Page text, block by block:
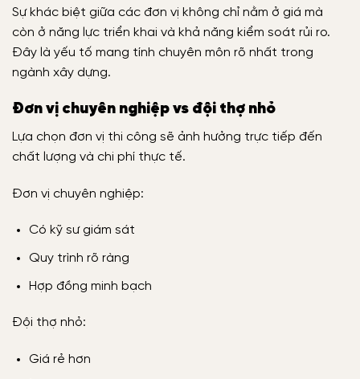
Sự khác biệt giữa các đơn vị không chỉ nằm ở giá mà
còn ở năng lực triển khai và khả năng kiểm soát rủi ro.
Đây là yếu tố mang tính chuyên môn rõ nhất trong
ngành xây dựng.
Đơn vị chuyên nghiệp vs đội thợ nhỏ
Lựa chọn đơn vị thi công sẽ ảnh hưởng trực tiếp đến
chất lượng và chi phí thực tế.
Đơn vị chuyên nghiệp:
Có kỹ sư giám sát
Quy trình rõ ràng
Hợp đồng minh bạch
Đội thợ nhỏ:
Giá rẻ hơn